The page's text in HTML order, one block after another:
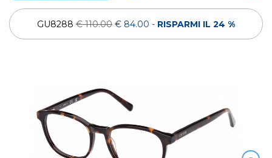
GU8288 € 110.00 € 84.00 - RISPARMI IL 24 %